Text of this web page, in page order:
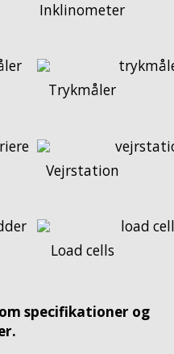
Inklinometer
Trykmåler
Vejrstation
Load cells
specifikationer og